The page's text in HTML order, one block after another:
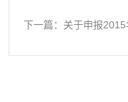
下一篇：关于申报